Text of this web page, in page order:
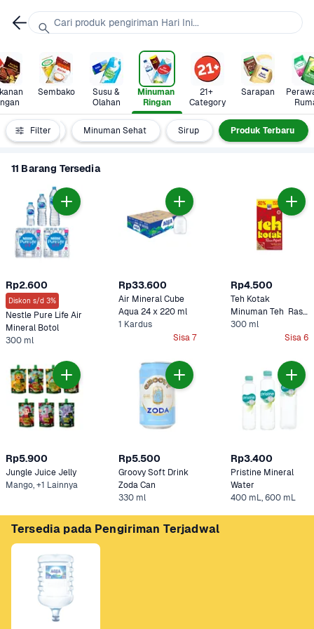
Sembako
Susu &
Olahan
Minuman
Ringan
21+
Category
Sarapan
Filter
Bubuk Minuman Sehat Sirup Produk Terbaru
11 Barang Tersedia
Rp2.600
Diskon s/d 3%
Nestle Pure Life Air
Mineral Botol
300 ml
Rp33.600
Air Mineral Cube
Aqua 24 x 220 ml
1 Kardus
Sisa 7
Rp4.500
Teh Kotak
Minuman Teh  Rasa
Apel
300 ml
Sisa 6
Rp5.900
Mango, +1 Lainnya
Rp5.500
Groovy Soft Drink
Zoda Can
330 ml
Rp3.400
Pristine Mineral
Water
400 mL, 600 mL
Tersedia pada Pengiriman Terjadwal
Cari produk pengiriman Hari Ini...